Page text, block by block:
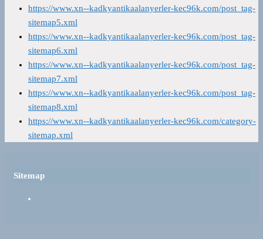
https://www.xn--kadkyantikaalanyerler-kec96k.com/post_tag-
sitemap5.xml
https://www.xn--kadkyantikaalanyerler-kec96k.com/post_tag-
sitemap6.xml
https://www.xn--kadkyantikaalanyerler-kec96k.com/post_tag-
sitemap7.xml
https://www.xn--kadkyantikaalanyerler-kec96k.com/post_tag-
sitemap8.xml
https://www.xn--kadkyantikaalanyerler-kec96k.com/category-
sitemap.xml
Sitemap